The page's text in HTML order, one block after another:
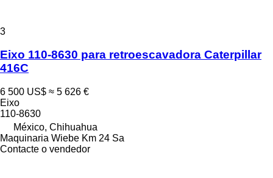
3
Eixo 110-8630 para retroescavadora Caterpillar
416C
6 500 US$ ≈ 5 626 €
Eixo
110-8630
México, Chihuahua
Maquinaria Wiebe Km 24 Sa
Contacte o vendedor